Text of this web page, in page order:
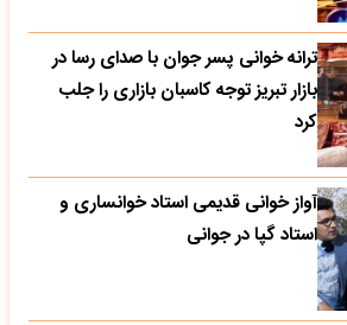
ترانه خوانی پسر جوان با صدای رسا در
بازار تبریز توجه کاسبان بازاری را جلب
کرد
آواز خوانی قدیمی استاد خوانساری و
استاد گپا در جوانی